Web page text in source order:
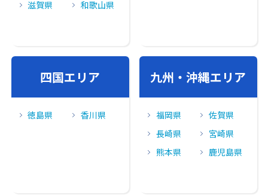
滋賀県
和歌山県
四国エリア
徳島県 香川県
九州・沖縄エリア
福岡県
佐賀県
長崎県
宮崎県
熊本県
鹿児島県